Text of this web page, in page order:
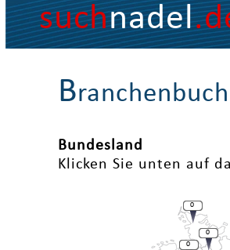
suchnadel
B
Bundesland
Klicken Sie unten auf
0
0
0